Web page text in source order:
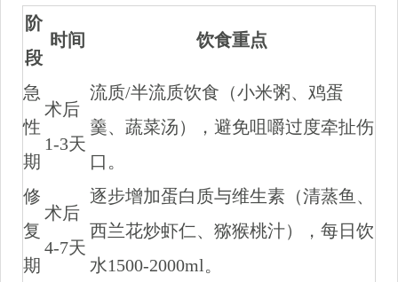
阶
段
时间 饮食重点
急
性
期
术后
1-3天
流质/半流质饮食（小米粥、鸡蛋
羹、蔬菜汤），避免咀嚼过度牵扯伤
口。
修
复
期
术后
4-7天
逐步增加蛋白质与维生素（清蒸鱼、
西兰花炒虾仁、猕猴桃汁），每日饮
水1500-2000ml。